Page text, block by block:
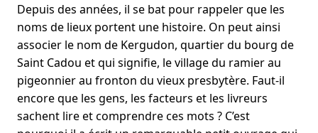
Depuis des années, il se bat pour rappeler que les
noms de lieux portent une histoire. On peut ainsi
associer le nom de Kergudon, quartier du bourg de
Saint Cadou et qui signifie, le village du ramier au
pigeonnier au fronton du vieux presbytère. Faut-il
encore que les gens, les facteurs et les livreurs
sachent lire et comprendre ces mots ? C’est